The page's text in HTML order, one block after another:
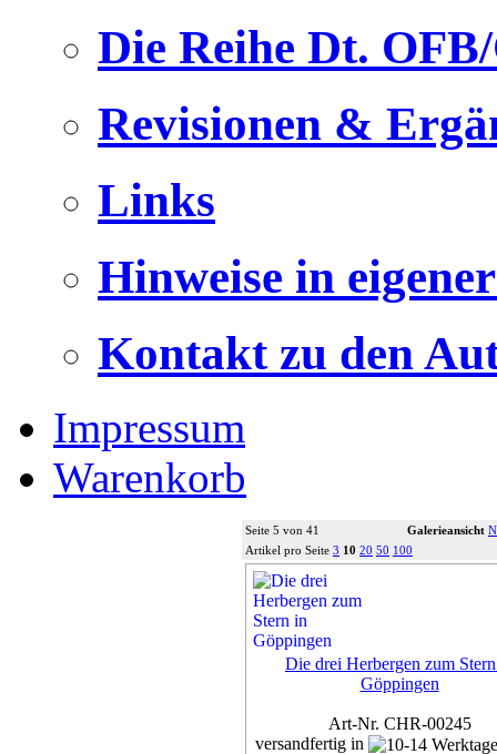
Die Reihe Dt.
Revisionen &
Links
Hinweise in
Kontakt zu den
Impressum
Warenkorb
Seite 5 von 41 Galerieansicht
Artikel pro Seite 3 10 20 50 100
Die drei Herbergen zum
Göppingen
Art-Nr. CHR-00245
versandfertig in